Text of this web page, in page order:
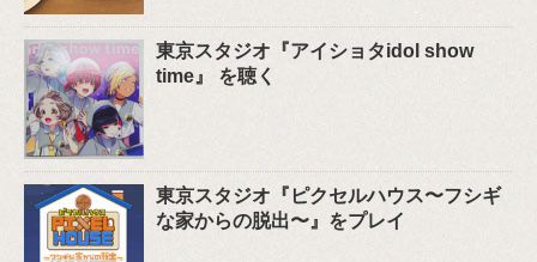
東京スタジオ『アイショタidol show
time』 を聴く
東京スタジオ『ピクセルハウス〜フシギ
な家からの脱出〜』をプレイ